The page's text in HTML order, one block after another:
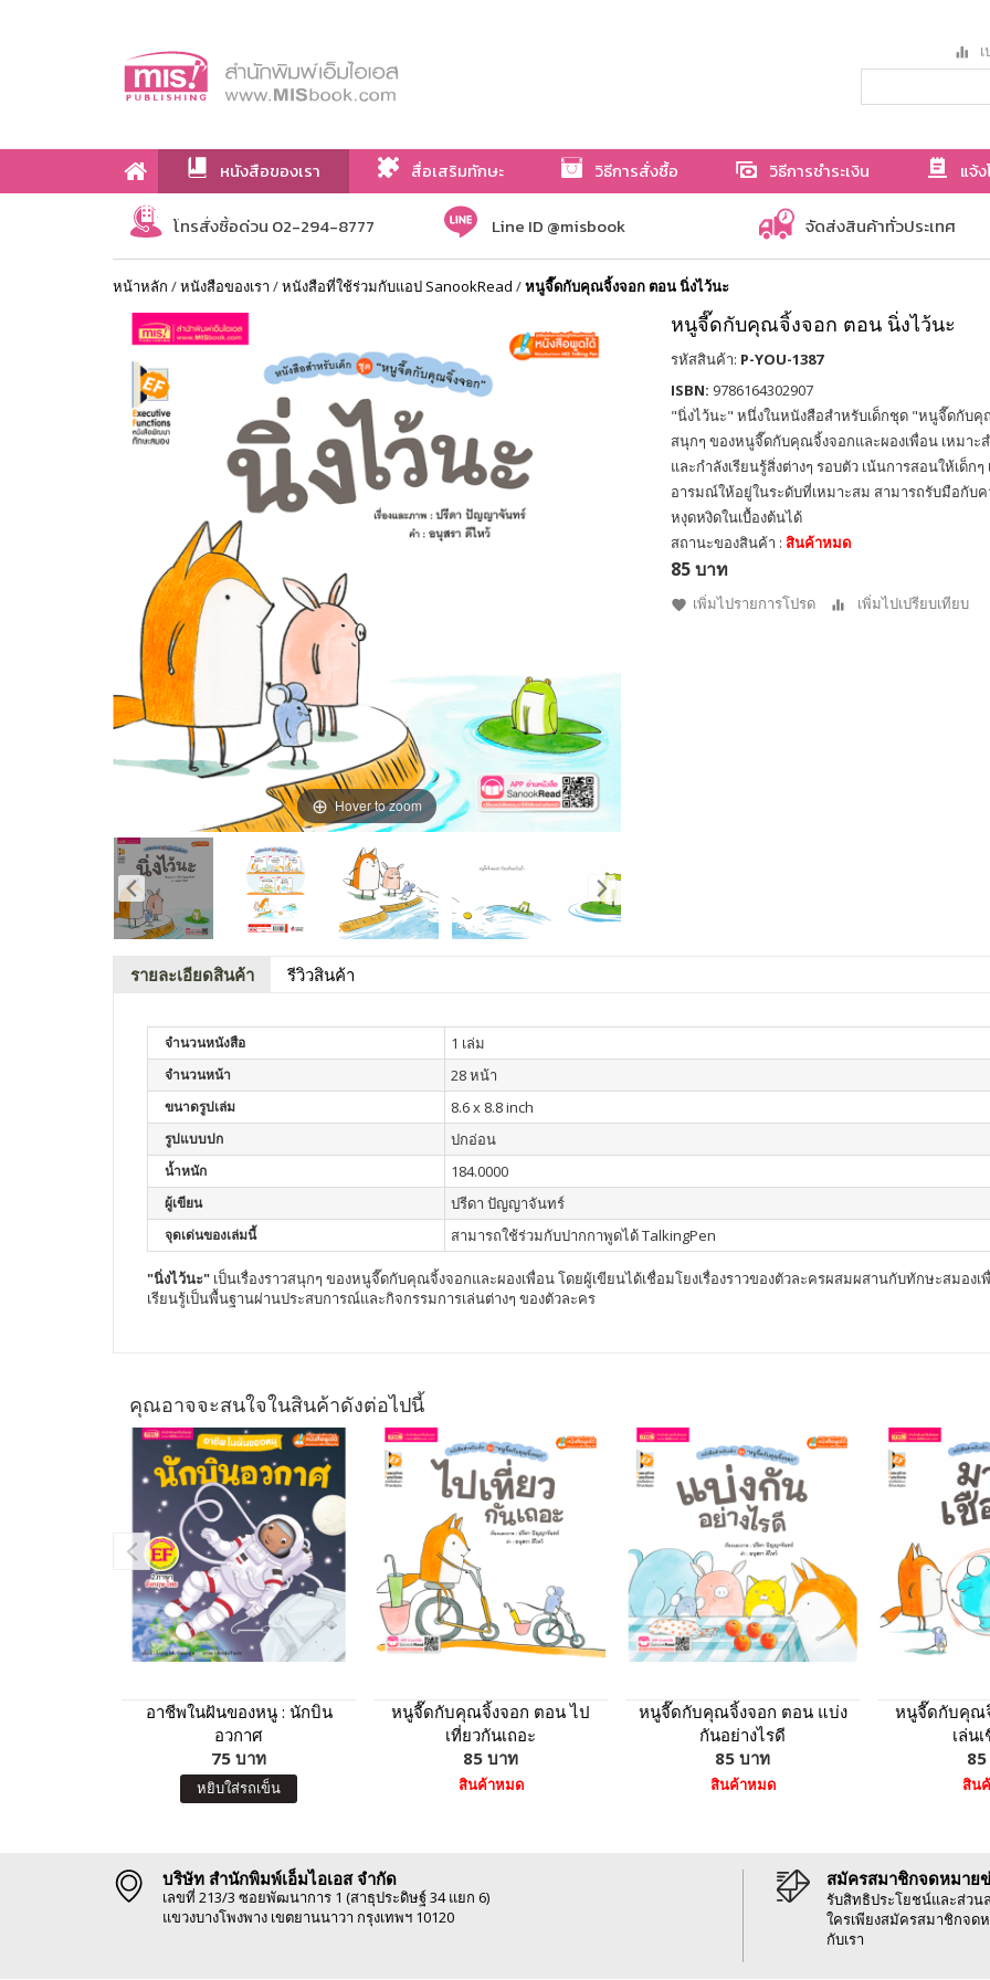
หนังสือของเรา สื่อเสริมทักษะ วิธีการสั่งซื้อ วิธีการชำระเงิน แจ้
เกี่ยวกับเรา
โทรสั่งซื้อด่วน 02-294-8777 Line ID @misbook จัดส่งสินค้าทั่วประเทศ
หน้าหลัก /หนังสือของเรา /หนังสือที่ใช้ร่วมกับแอป SanookRead /หนูจี๊ดกับคุณจิ้งจอก ตอน นิ่งไว้นะ
Hover to zoom
หนูจี๊ดกับคุณจิ้งจอก ตอน นิ่งไว้นะ
รหัสสินค้า: P-YOU-1387
ISBN: 9786164302907
"นิ่งไว้นะ" หนึ่งในหนังสือสำหรับเด็กชุด "หนูจี๊ดกับคุ
สนุกๆ ของหนูจี๊ดกับคุณจิ้งจอกและผองเพื่อน เหมาะ
และกำลังเรียนรู้สิ่งต่างๆ รอบตัว เน้นการสอนให้เด็ก
อารมณ์ให้อยู่ในระดับที่เหมาะสม สามารถรับมือกับ
หงุดหงิดในเบื้องต้นได้
สถานะของสินค้า : สินค้าหมด
85 บาท
เพิ่มไปรายการโปรด เพิ่มไปเปรียบเทียบ
รายละเอียดสินค้า รีวิวสินค้า
จำนวนหนังสือ 1 เล่ม
จำนวนหน้า 28 หน้า
ขนาดรูปเล่ม 8.6 x 8.8 inch
รูปแบบปก ปกอ่อน
น้ำหนัก 184.0000
ผู้เขียน ปรีดา ปัญญาจันทร์
จุดเด่นของเล่มนี้ สามารถใช้ร่วมกับปากกาพูดได้ TalkingPen
"นิ่งไว้นะ" เป็นเรื่องราวสนุกๆ ของหนูจี๊ดกับคุณจิ้งจอกและผองเพื่อน โดยผู้เขียนได้เชื่อมโยงเรื่องราวของตัวละครผสมผสานกับทักษะสมองเ
เรียนรู้เป็นพื้นฐานผ่านประสบการณ์และกิจกรรมการเล่นต่างๆ ของตัวละคร
คุณอาจจะสนใจในสินค้าดังต่อไปนี้
อาชีพในฝันของหนู : นักบิน
อวกาศ
75 บาท
หยิบใส่รถเข็น
หนูจี๊ดกับคุณจิ้งจอก ตอน ไป
เที่ยวกันเถอะ
85 บาท
สินค้าหมด
หนูจี๊ดกับคุณจิ้งจอก ตอน แบ่ง
กันอย่างไรดี
85 บาท
สินค้าหมด
หนูจี๊ดกับคุณ
เล่น
สิน
บริษัท สำนักพิมพ์เอ็มไอเอส จำกัด
เลขที่ 213/3 ซอยพัฒนาการ 1 (สาธุประดิษฐ์ 34 แยก 6)
แขวงบางโพงพาง เขตยานนาวา กรุงเทพฯ 10120
สมัครสมาชิกจดหมาย
รับสิทธิประโยชน์และส่วน
ใครเพียงสมัครสมาชิกจด
กับเรา